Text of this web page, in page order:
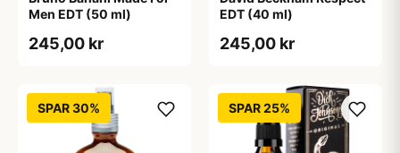
Men EDT (50 ml)
245,00 kr
EDT (40 ml)
245,00 kr
SPAR 30% SPAR 25%